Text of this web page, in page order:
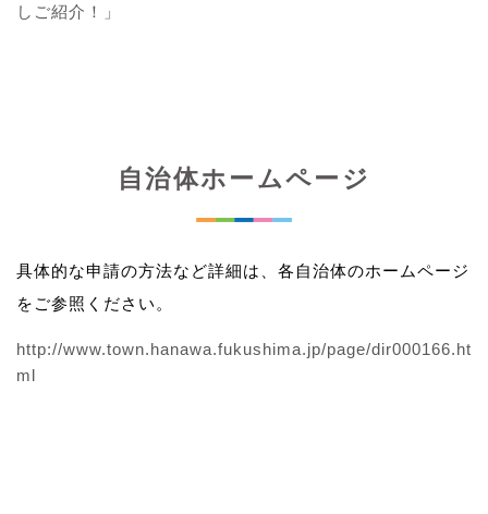
しご紹介！」
自治体ホームページ
具体的な申請の方法など詳細は、各自治体のホームページ
をご参照ください。
http://www.town.hanawa.fukushima.jp/page/dir000166.ht
ml